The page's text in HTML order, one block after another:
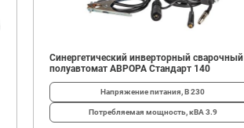
Синергетический инверторный сварочный
полуавтомат АВРОРА Стандарт 140
Напряжение питания, В230
Потребляемая мощность, кВА 3.9